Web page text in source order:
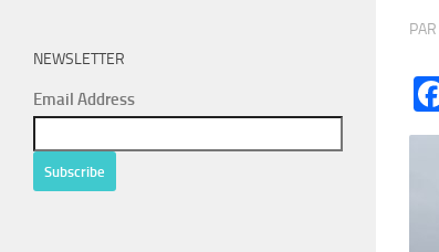
PAR
NEWSLETTER
Email Address